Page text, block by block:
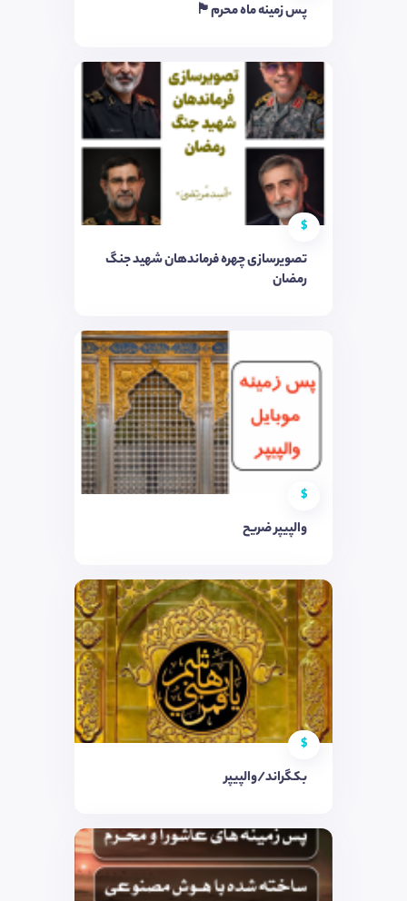
پس زمینه ماه محرم🏴
$
تصویرسازی چهره فرماندهان شهید جنگ
رمضان
$
والپیپر ضریح
$
بکگراند/والپیپر